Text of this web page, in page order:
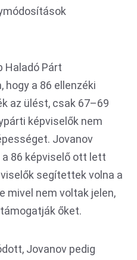
Haladó Párt
a 86 ellenzéki
az ülést, csak 67–69
képviselők nem
Jovanov
86 képviselő ott lett
segítettek volna a
mivel nem voltak jelen,
őket.
Jovanov pedig